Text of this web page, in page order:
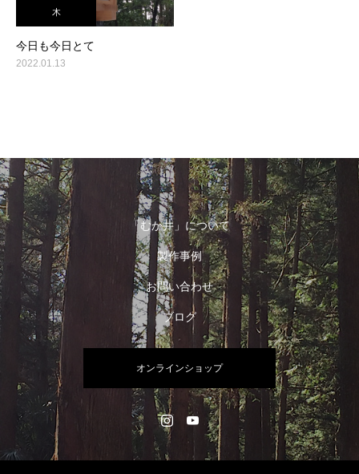
木
今日も今日とて
2022.01.13
「むか井」について
製作事例
お問い合わせ
ブログ
オンラインショップ